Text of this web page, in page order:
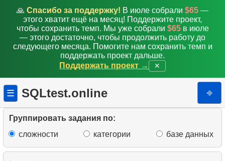
🙏 Спасибо за поддержку! В июле собрали $65 —
этого хватит ещё на месяц! Поддержите проект,
чтобы сохранить темп. Мы уже собрали $65в июле
— этого достаточно, чтобы продолжить работу до
следующего месяца. Помогите нам сохранить темп и
поддержать проект дальше.
Поддержать проект →
✕
☰ SQLtest.online ⎆
Группировать задания по:
сложности
категории базе данных
54.Найдти фильмы без данных о прокате
55.Фильмы со ставкой проката выше средней
Клиенты с высоким количеством аренд
57.Самые дорогие фильмы в прокате
Подсчитайте задержки аренды
59.Подсчитайте процент задержек
60.Получить списки актеров фильмов